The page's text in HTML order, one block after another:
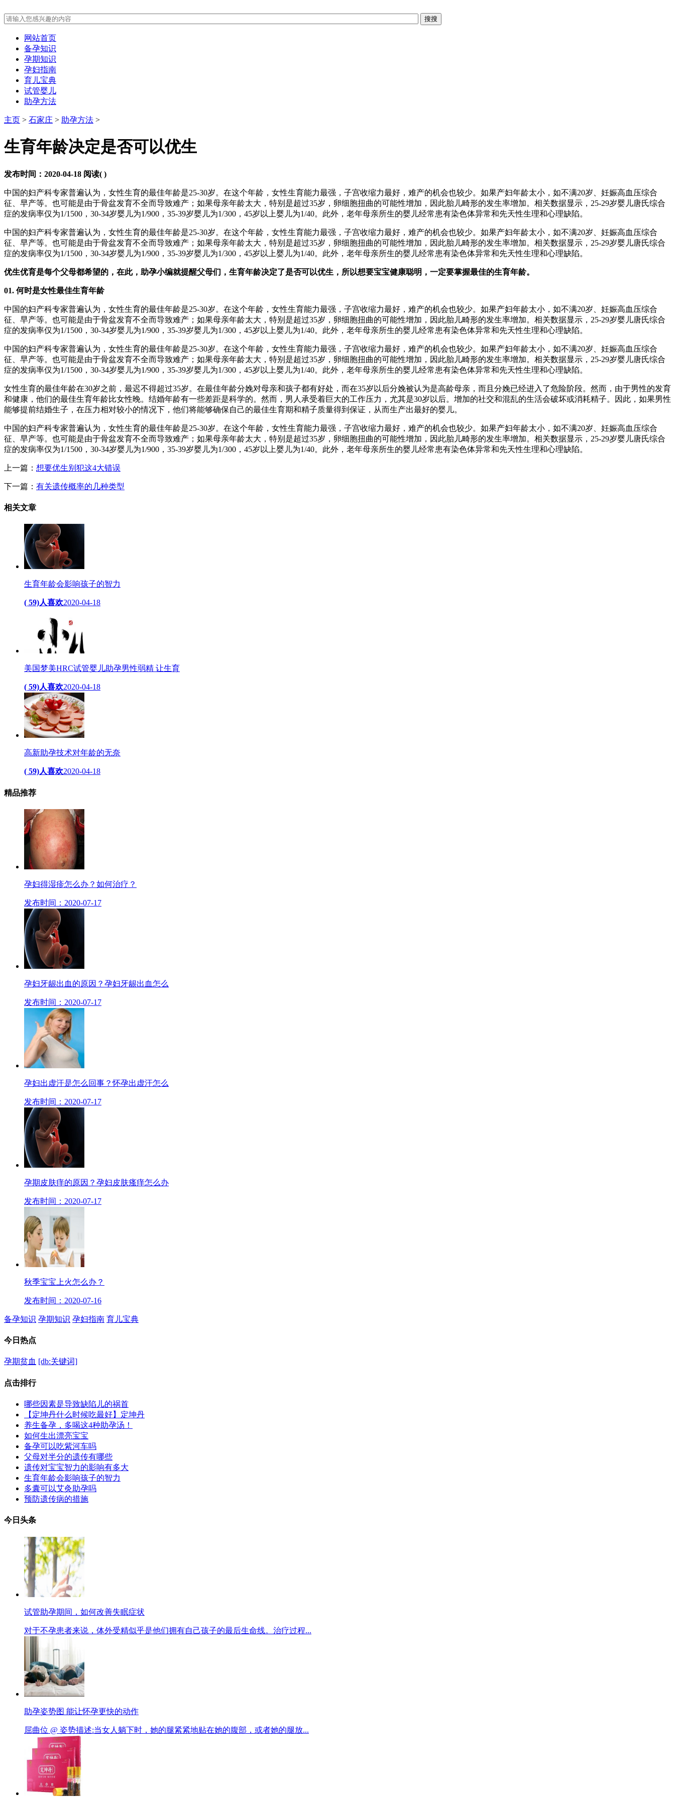
网站首页
备孕知识
孕期知识
孕妇指南
育儿宝典
试管婴儿
助孕方法
主页 > 石家庄 > 助孕方法 >
生育年龄决定是否可以优生
发布时间：2020-04-18 阅读( )
中国的妇产科专家普遍认为，女性生育的最佳年龄是25-30岁。在这个年龄，女性生育能力最强，子宫收缩力最好，难产的机会也较少。如果产妇年龄太小，如不满20岁、妊娠高血压综合
征、早产等。也可能是由于骨盆发育不全而导致难产；如果母亲年龄太大，特别是超过35岁，卵细胞扭曲的可能性增加，因此胎儿畸形的发生率增加。相关数据显示，25-29岁婴儿唐氏综合
症的发病率仅为1/1500，30-34岁婴儿为1/900，35-39岁婴儿为1/300，45岁以上婴儿为1/40。此外，老年母亲所生的婴儿经常患有染色体异常和先天性生理和心理缺陷。
中国的妇产科专家普遍认为，女性生育的最佳年龄是25-30岁。在这个年龄，女性生育能力最强，子宫收缩力最好，难产的机会也较少。如果产妇年龄太小，如不满20岁、妊娠高血压综合
征、早产等。也可能是由于骨盆发育不全而导致难产；如果母亲年龄太大，特别是超过35岁，卵细胞扭曲的可能性增加，因此胎儿畸形的发生率增加。相关数据显示，25-29岁婴儿唐氏综合
症的发病率仅为1/1500，30-34岁婴儿为1/900，35-39岁婴儿为1/300，45岁以上婴儿为1/40。此外，老年母亲所生的婴儿经常患有染色体异常和先天性生理和心理缺陷。
优生优育是每个父母都希望的，在此，助孕小编就提醒父母们，生育年龄决定了是否可以优生，所以想要宝宝健康聪明，一定要掌握最佳的生育年龄。
01. 何时是女性最佳生育年龄
中国的妇产科专家普遍认为，女性生育的最佳年龄是25-30岁。在这个年龄，女性生育能力最强，子宫收缩力最好，难产的机会也较少。如果产妇年龄太小，如不满20岁、妊娠高血压综合
征、早产等。也可能是由于骨盆发育不全而导致难产；如果母亲年龄太大，特别是超过35岁，卵细胞扭曲的可能性增加，因此胎儿畸形的发生率增加。相关数据显示，25-29岁婴儿唐氏综合
症的发病率仅为1/1500，30-34岁婴儿为1/900，35-39岁婴儿为1/300，45岁以上婴儿为1/40。此外，老年母亲所生的婴儿经常患有染色体异常和先天性生理和心理缺陷。
中国的妇产科专家普遍认为，女性生育的最佳年龄是25-30岁。在这个年龄，女性生育能力最强，子宫收缩力最好，难产的机会也较少。如果产妇年龄太小，如不满20岁、妊娠高血压综合
征、早产等。也可能是由于骨盆发育不全而导致难产；如果母亲年龄太大，特别是超过35岁，卵细胞扭曲的可能性增加，因此胎儿畸形的发生率增加。相关数据显示，25-29岁婴儿唐氏综合
症的发病率仅为1/1500，30-34岁婴儿为1/900，35-39岁婴儿为1/300，45岁以上婴儿为1/40。此外，老年母亲所生的婴儿经常患有染色体异常和先天性生理和心理缺陷。
女性生育的最佳年龄在30岁之前，最迟不得超过35岁。在最佳年龄分娩对母亲和孩子都有好处，而在35岁以后分娩被认为是高龄母亲，而且分娩已经进入了危险阶段。然而，由于男性的发育
和健康，他们的最佳生育年龄比女性晚。结婚年龄有一些差距是科学的。然而，男人承受着巨大的工作压力，尤其是30岁以后。增加的社交和混乱的生活会破坏或消耗精子。因此，如果男性
能够提前结婚生子，在压力相对较小的情况下，他们将能够确保自己的最佳生育期和精子质量得到保证，从而生产出最好的婴儿。
中国的妇产科专家普遍认为，女性生育的最佳年龄是25-30岁。在这个年龄，女性生育能力最强，子宫收缩力最好，难产的机会也较少。如果产妇年龄太小，如不满20岁、妊娠高血压综合
征、早产等。也可能是由于骨盆发育不全而导致难产；如果母亲年龄太大，特别是超过35岁，卵细胞扭曲的可能性增加，因此胎儿畸形的发生率增加。相关数据显示，25-29岁婴儿唐氏综合
症的发病率仅为1/1500，30-34岁婴儿为1/900，35-39岁婴儿为1/300，45岁以上婴儿为1/40。此外，老年母亲所生的婴儿经常患有染色体异常和先天性生理和心理缺陷。
上一篇： 想要优生别犯这4大错误
下一篇： 有关遗传概率的几种类型
相关文章
生育年龄会影响孩子的智力
( 59)人喜欢2020-04-18
美国梦美HRC试管婴儿助孕男性弱精 让生育
( 59)人喜欢2020-04-18
高新助孕技术对年龄的无奈
( 59)人喜欢2020-04-18
精品推荐
孕妇得湿疹怎么办？如何治疗？
发布时间：2020-07-17
孕妇牙龈出血的原因？孕妇牙龈出血怎么
发布时间：2020-07-17
孕妇出虚汗是怎么回事？怀孕出虚汗怎么
发布时间：2020-07-17
孕期皮肤痒的原因？孕妇皮肤瘙痒怎么办
发布时间：2020-07-17
秋季宝宝上火怎么办？
发布时间：2020-07-16
备孕知识 孕期知识 孕妇指南 育儿宝典
今日 热点
孕期贫血 [db:关键词]
点击排行
哪些因素是导致缺陷儿的祸首
【定坤丹什么时候吃最好】定坤丹
养生备孕，多喝这4种助孕汤！
如何生出漂亮宝宝
备孕可以吃紫河车吗
父母对半分的遗传有哪些
遗传对宝宝智力的影响有多大
生育年龄会影响孩子的智力
多囊可以艾灸助孕吗
预防遗传病的措施
今日 头条
试管助孕期间，如何改善失眠症状
对于不孕患者来说，体外受精似乎是他们拥有自己孩子的最后生命线。治疗过程...
助孕姿势图 能让怀孕更快的动作
屈曲位 @ 姿势描述:当女人躺下时，她的腿紧紧地贴在她的腹部，或者她的腿放...